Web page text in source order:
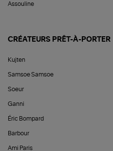
Assouline
CRÉATEURS PRÊT-À-PORTER
Kujten
Samsoe Samsoe
Soeur
Ganni
Éric Bompard
Barbour
Ami Paris